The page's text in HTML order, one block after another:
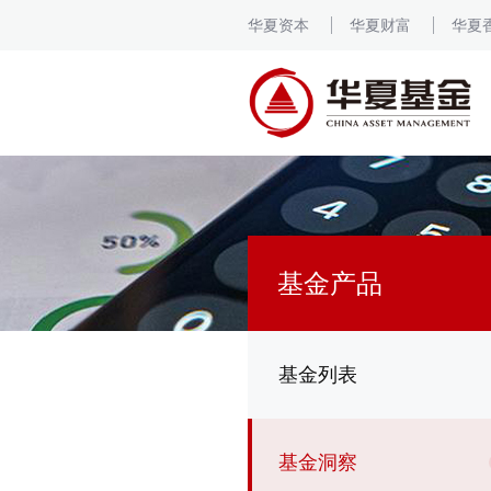
华夏资本 华夏财富 华夏
基金产品
基金列表
基金洞察